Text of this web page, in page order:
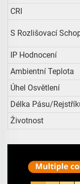
CRI
S Rozlišovací
IP Hodnocení
Ambientní Teplota
Úhel Osvětlení
Délka Pásu/
Životnost